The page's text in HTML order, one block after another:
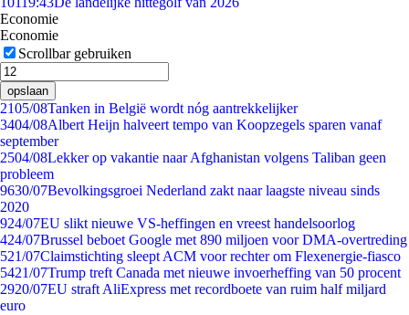
Economie
Economie
Scrollbar gebruiken
opslaan
2105/08Tanken in België wordt nóg aantrekkelijker
3404/08Albert Heijn halveert tempo van Koopzegels sparen vanaf
september
2504/08Lekker op vakantie naar Afghanistan volgens Taliban geen
probleem
9630/07Bevolkingsgroei Nederland zakt naar laagste niveau sinds
2020
924/07EU slikt nieuwe VS-heffingen en vreest handelsoorlog
424/07Brussel beboet Google met 890 miljoen voor DMA-overtreding
521/07Claimstichting sleept ACM voor rechter om Flexenergie-fiasco
5421/07Trump treft Canada met nieuwe invoerheffing van 50 procent
2920/07EU straft AliExpress met recordboete van ruim half miljard
euro